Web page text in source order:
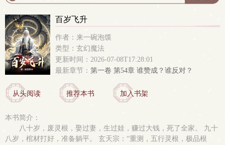
百岁飞升
作者：来一碗泡馍
类型：玄幻魔法
更新时间：2026-07-08T17:28:01
最新章节： 第一卷 第54章 谁赞成？谁反对？
从头阅读 推荐本书 加入书架
本书简介：
八十岁，废灵根，娶过妻，生过娃，赚过大钱，死了全家。 九十
八岁，棺材打好，准备躺平。 玄天宗：“重测，五行灵根，极品根